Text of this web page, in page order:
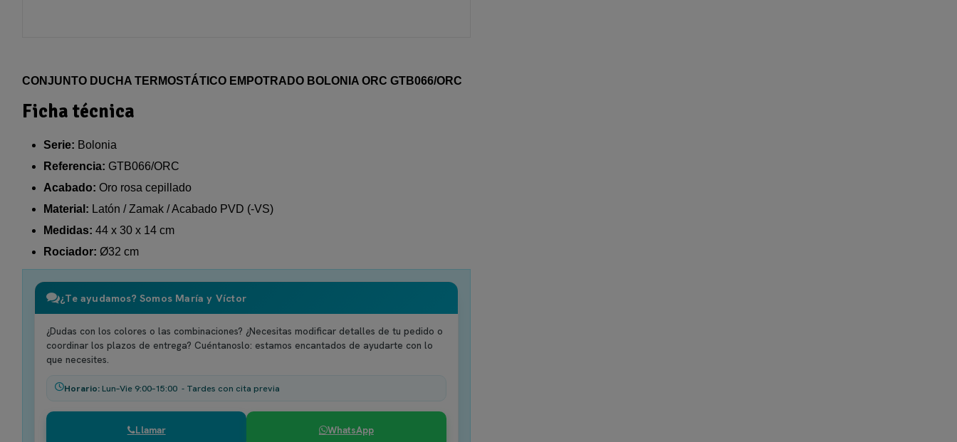
CONJUNTO DUCHA TERMOSTÁTICO EMPOTRADO BOLONIA ORC GTB066/ORC
Ficha técnica
Serie: Bolonia
Referencia: GTB066/ORC
Acabado: Oro rosa cepillado
Material: Latón / Zamak / Acabado PVD (-VS)
Medidas: 44 x 30 x 14 cm
Rociador: Ø32 cm
¿Te ayudamos? Somos María y Víctor
¿Dudas con los colores o las combinaciones? ¿Necesitas modificar detalles de tu pedido o
coordinar los plazos de entrega? Cuéntanoslo: estamos encantados de ayudarte con lo
que necesites.
Horario:Lun–Vie 9:00–15:00 - Tardes con cita previa
Llamar WhatsApp